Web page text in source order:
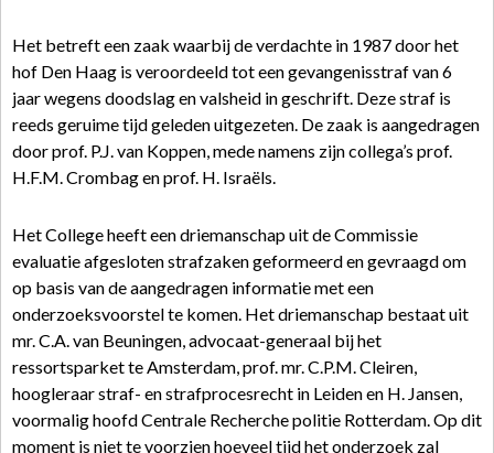
Het betreft een zaak waarbij de verdachte in 1987 door het
hof Den Haag is veroordeeld tot een gevangenisstraf van 6
jaar wegens doodslag en valsheid in geschrift. Deze straf is
reeds geruime tijd geleden uitgezeten. De zaak is aangedragen
door prof. P.J. van Koppen, mede namens zijn collega’s prof.
H.F.M. Crombag en prof. H. Israëls.
Het College heeft een driemanschap uit de Commissie
evaluatie afgesloten strafzaken geformeerd en gevraagd om
op basis van de aangedragen informatie met een
onderzoeksvoorstel te komen. Het driemanschap bestaat uit
mr. C.A. van Beuningen, advocaat-generaal bij het
ressortsparket te Amsterdam, prof. mr. C.P.M. Cleiren,
hoogleraar straf- en strafprocesrecht in Leiden en H. Jansen,
voormalig hoofd Centrale Recherche politie Rotterdam. Op dit
moment is niet te voorzien hoeveel tijd het onderzoek zal